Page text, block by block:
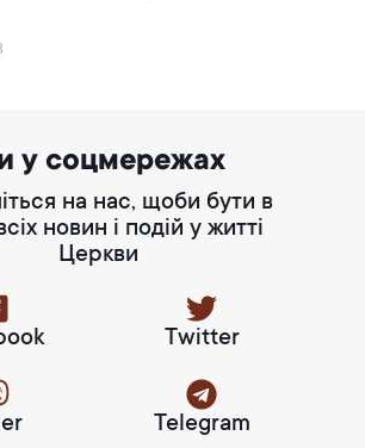
у соцмережах
на нас, щоби бути в
новин і подій у житті
Церкви
Twitter
Telegram